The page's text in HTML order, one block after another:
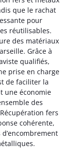
que le rachat
pour
réutilisables.
des matériaux
Grâce à
qualifiés,
prise en charge
de faciliter la
une économie
des
fers
cohérente,